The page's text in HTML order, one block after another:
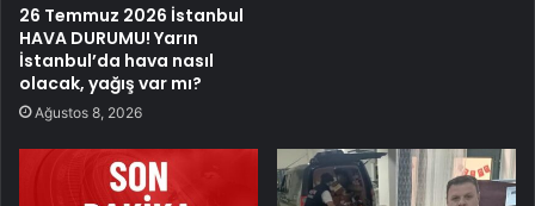
26 Temmuz 2026 İstanbul
HAVA DURUMU! Yarın
İstanbul’da hava nasıl
olacak, yağış var mı?
Ağustos 8, 2026